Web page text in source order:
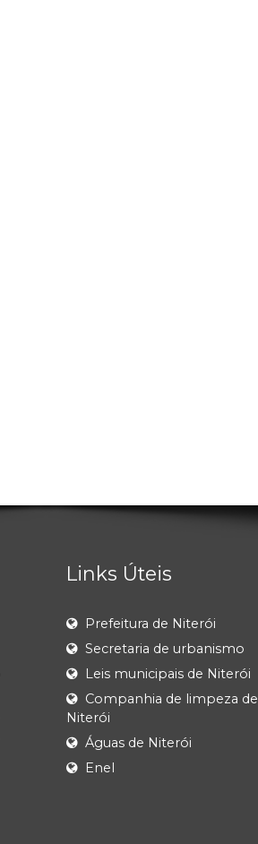
Links Úteis
Prefeitura de Niterói
Secretaria de urbanismo
Leis municipais de Niterói
Companhia de limpeza de
Niterói
Águas de Niterói
Enel